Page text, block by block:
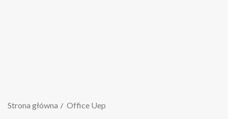
Strona główna Office Uep